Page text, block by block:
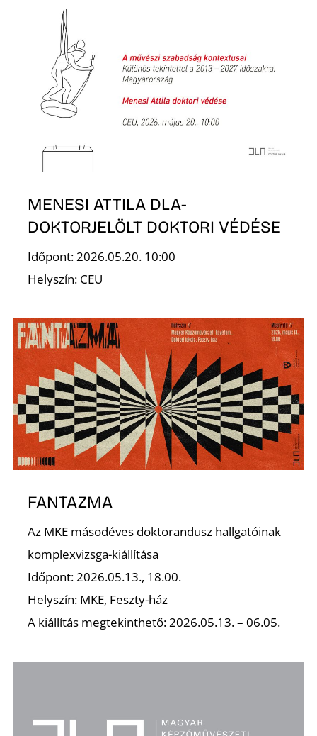
MENESI ATTILA DLA-
DOKTORJELÖLT DOKTORI VÉDÉSE
Időpont: 2026.05.20. 10:00
Helyszín: CEU
FANTAZMA
Az MKE másodéves doktorandusz hallgatóinak
komplexvizsga-kiállítása
Időpont: 2026.05.13., 18.00.
Helyszín: MKE, Feszty-ház
A kiállítás megtekinthető: 2026.05.13. – 06.05.